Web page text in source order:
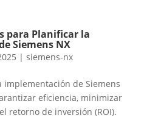
para Planificar la
Siemens NX
| siemens-nx
implementación de Siemens
eficiencia, minimizar
retorno de inversión (ROI).